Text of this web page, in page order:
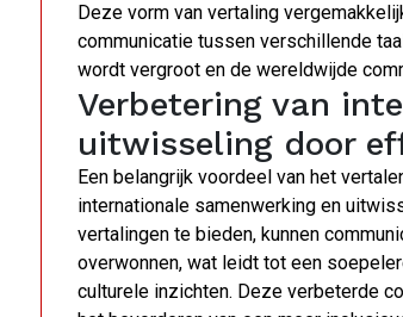
Deze vorm van vertaling
communicatie tussen verschillende
wordt vergroot en de wereldwijde
Verbetering van
uitwisseling door
Een belangrijk voordeel van het
internationale samenwerking en
vertalingen te bieden, kunnen
overwonnen, wat leidt tot een
culturele inzichten. Deze verbeterde